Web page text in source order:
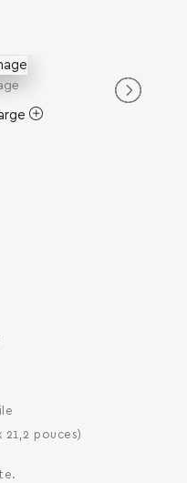
21,2 pouces)